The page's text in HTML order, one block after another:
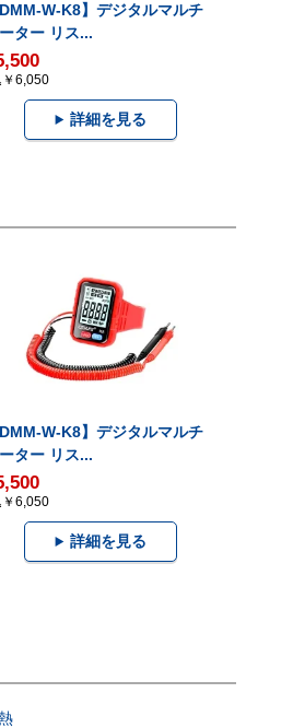
DMM-W-K8】デジタルマルチ
ター リス...
￥6,050
詳細を見る
DMM-W-K8】デジタルマルチ
ター リス...
￥6,050
詳細を見る